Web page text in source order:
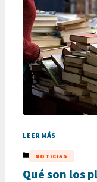
LEER MÁS
CATEGORÍAS
NOTICIAS
Qué son los